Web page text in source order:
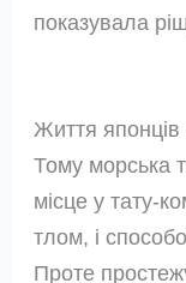
показувала
Життя
Тому морська
місце у тату-
тлом, і
Проте